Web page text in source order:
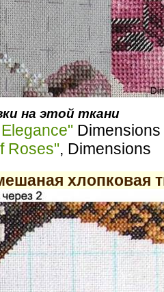
на этой ткани
Dimensions
Roses", Dimеnsions
хлопковая